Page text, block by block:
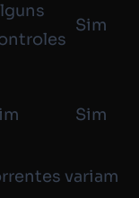
Sim
Sim
variam